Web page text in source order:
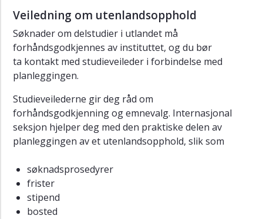
Veiledning om utenlandsopphold
Søknader om delstudier i utlandet må
forhåndsgodkjennes av instituttet, og du bør
ta kontakt med studieveileder i forbindelse med
planleggingen.
Studieveilederne gir deg råd om
forhåndsgodkjenning og emnevalg. Internasjonal
seksjon hjelper deg med den praktiske delen av
planleggingen av et utenlandsopphold, slik som
søknadsprosedyrer
frister
stipend
bosted